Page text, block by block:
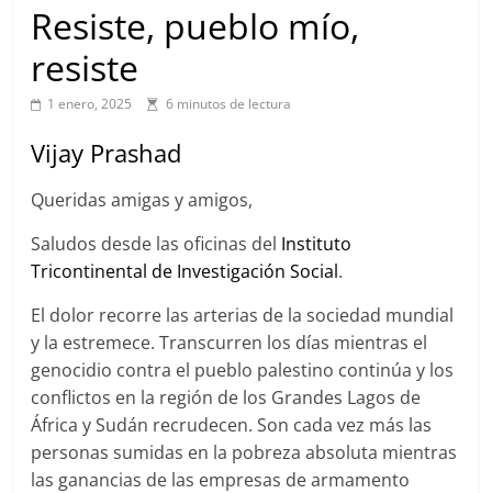
Resiste, pueblo mío,
resiste
1 enero, 2025 6 minutos de lectura
Vijay Prashad
Queridas amigas y amigos,
Saludos desde las oficinas del Instituto
Tricontinental de Investigación Social.
El dolor recorre las arterias de la sociedad mundial
y la estremece. Transcurren los días mientras el
genocidio contra el pueblo palestino continúa y los
conflictos en la región de los Grandes Lagos de
África y Sudán recrudecen. Son cada vez más las
personas sumidas en la pobreza absoluta mientras
las ganancias de las empresas de armamento